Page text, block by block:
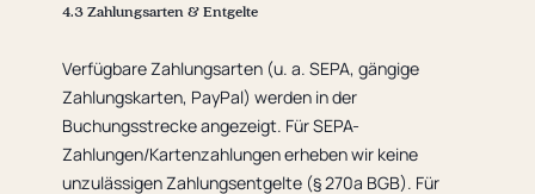
4.3 Zahlungsarten & Entgelte
Verfügbare Zahlungsarten (u. a. SEPA, gängige
Zahlungskarten, PayPal) werden in der
Buchungsstrecke angezeigt. Für SEPA-
Zahlungen/Kartenzahlungen erheben wir keine
unzulässigen Zahlungsentgelte (§ 270a BGB). Für